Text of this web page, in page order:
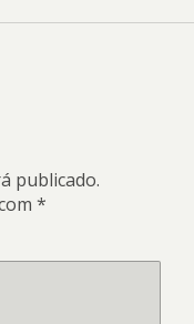
publicado.
*